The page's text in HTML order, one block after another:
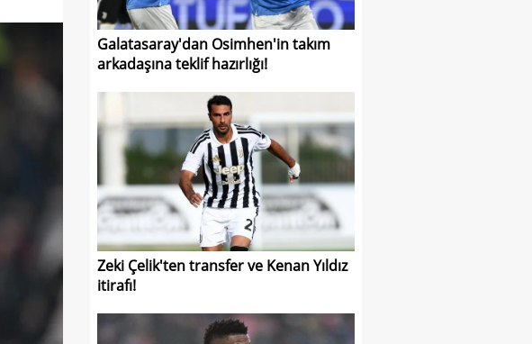
Galatasaray'dan Osimhen'in takım
arkadaşına teklif hazırlığı!
Zeki Çelik'ten transfer ve Kenan Yıldız
itirafı!